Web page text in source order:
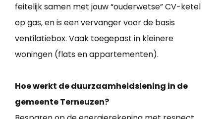
feitelijk samen met jouw “ouderwetse” CV-ketel
op gas, en is een vervanger voor de basis
ventilatiebox. Vaak toegepast in kleinere
woningen (flats en appartementen).
Hoe werkt de duurzaamheidslening in de
gemeente Terneuzen?